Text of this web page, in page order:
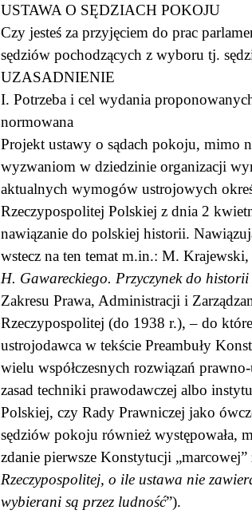
USTAWA O SĘDZIACH POKOJU
Czy jesteś za przyjęciem do prac
sędziów pochodzących z wyboru tj.
UZASADNIENIE
I. Potrzeba i cel wydania
normowana
Projekt ustawy o sądach pokoju, mimo
wyzwaniom w dziedzinie organizacji
aktualnych wymogów ustrojowych
Rzeczypospolitej Polskiej z dnia 2
nawiązanie do polskiej historii.
wstecz na ten temat m.in.: M. Krajewski,
H. Gawareckiego. Przyczynek do
Zakresu Prawa, Administracji i
Rzeczypospolitej (do 1938 r.), – do
ustrojodawca w tekście Preambuły
wielu współczesnych rozwiązań
zasad techniki prawodawczej albo
Polskiej, czy Rady Prawniczej jako
sędziów pokoju również występowała,
zdanie pierwsze Konstytucji
Rzeczypospolitej, o ile ustawa nie
wybierani są przez ludność”).